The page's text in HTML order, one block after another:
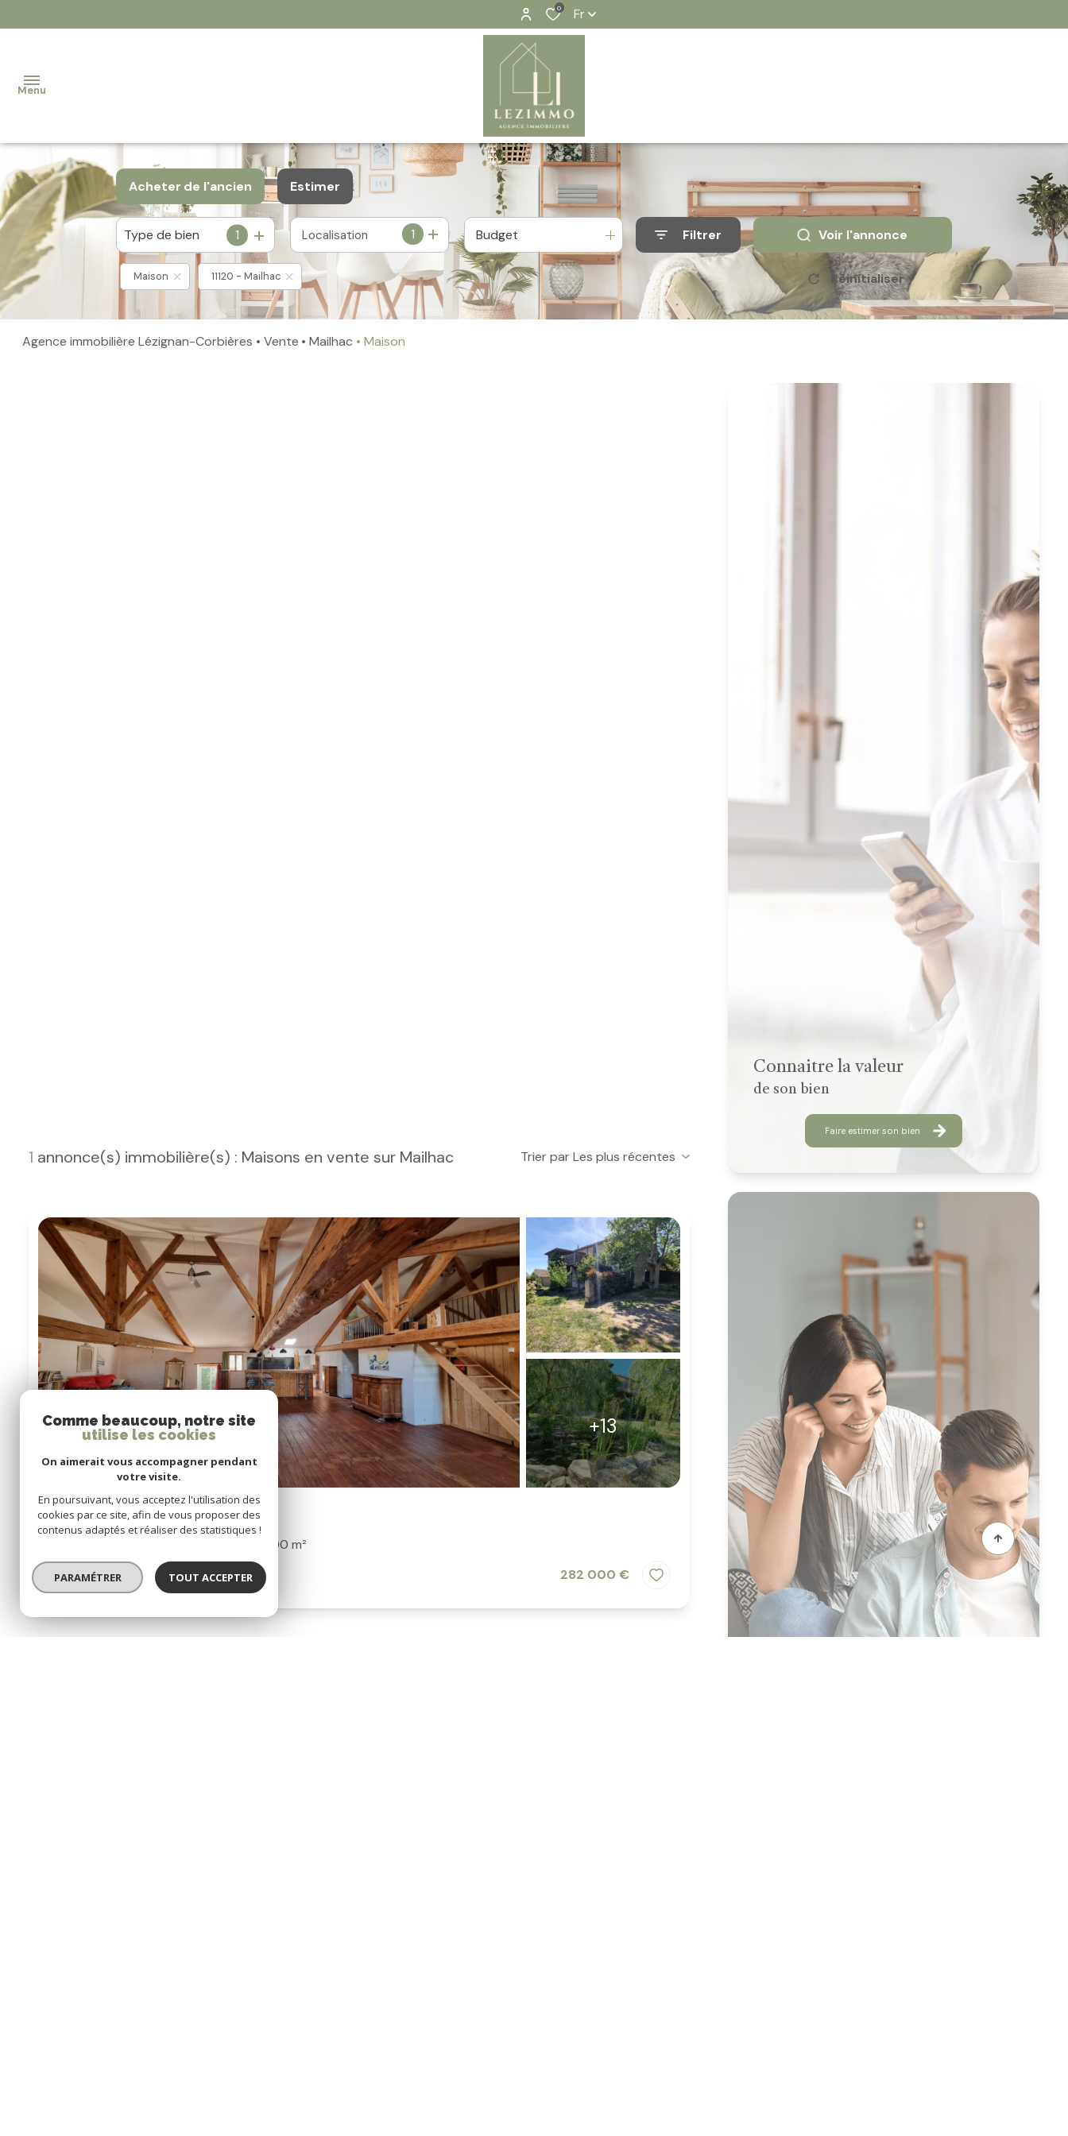
0 Fr
Menu
Accueil
Nos
biens
Contact
Acheter de l'ancien
De l'ancien
De l'immo pro
Estimer
Type de bien 1 1
Localisation Budget Filtrer Voir l'annonce
Maison 11120 - Mailhac Réinitialiser
Agence immobilière Lézignan-Corbières Vente Mailhac Maison
1 annonce(s) immobilière(s) : Maisons en vente sur Mailhac Trier par Les plus récentes
+13
Exclusivité Prix en baisse
200 m²
Mailhac (11120) 282 000 €
Connaitre la valeur
de son bien
Faire estimer son bien
Comme beaucoup, notre site
utilise les cookies
On aimerait vous accompagner pendant
votre visite.
En poursuivant, vous acceptez l'utilisation des
cookies par ce site, afin de vous proposer des
contenus adaptés et réaliser des statistiques !
PARAMÉTRER TOUT ACCEPTER